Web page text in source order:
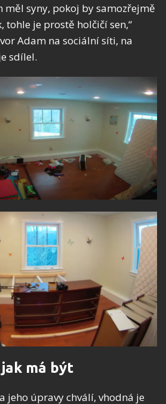
měl syny, pokoj by samozřejmě
je prostě holčičí sen,“
Adam na sociální síti, na
sdílel.
má být
jeho úpravy chválí, vhodná je